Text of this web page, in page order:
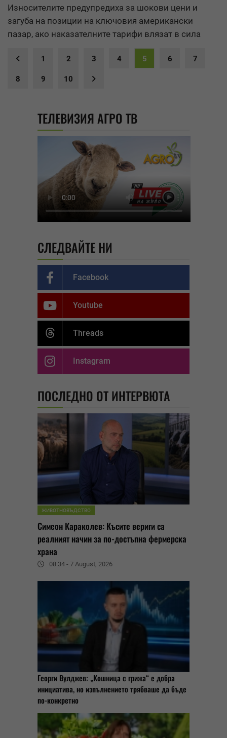
Износителите предупредиха за шокови цени и
загуба на позиции на ключовия американски
пазар, ако наказателните тарифи влязат в сила
1 2 3 4 5 6 7
8 9 10
ТЕЛЕВИЗИЯ АГРО ТВ
СЛЕДВАЙТЕ НИ
Facebook
Youtube
Threads
Instagram
ПОСЛЕДНО ОТ ИНТЕРВЮТА
ЖИВОТНОВЪДСТВО
Симеон Караколев: Късите вериги са
реалният начин за по-достъпна фермерска
храна
08:34 - 7 August, 2026
Георги Вулджев: „Кошница с грижа“ е добра
инициатива, но изпълнението трябваше да бъде
по-конкретно